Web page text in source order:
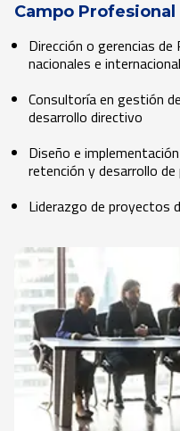
Campo Profesional
Dirección o gerencias
nacionales e
Consultoría en gestión
desarrollo directivo
Diseño e
retención y desarrollo de
Liderazgo de proyectos